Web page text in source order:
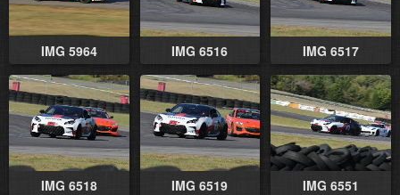
IMG 5964 IMG 6516 IMG 6517
IMG 6518 IMG 6519 IMG 6551